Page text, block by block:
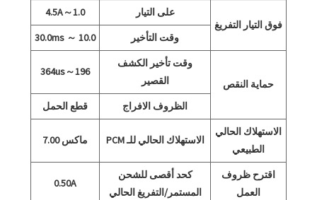
فوق التيار التفريغ
على التيار
1.0～4.5A
وقت التأخير
10.0 ～ 30.0ms
حماية النقص
وقت تأخير الكشف
القصير
196～364us
الظروف الافراج
قطع الحمل
الاستهلاك الحالي
الطبيعي
الاستهلاك الحالي للـ PCM ماكس 7.00
اقترح ظروف
العمل
كحد أقصى للشحن
المستمر/التفريغ الحالي
0.50A